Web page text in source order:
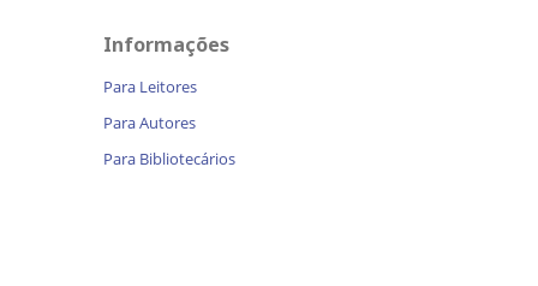
Informações
Para Leitores
Para Autores
Para Bibliotecários